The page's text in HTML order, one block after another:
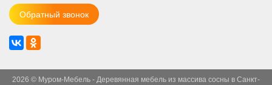
Обратный звонок
2026 © Муром-Мебель - Деревянная мебель из массива сосны в Санкт-